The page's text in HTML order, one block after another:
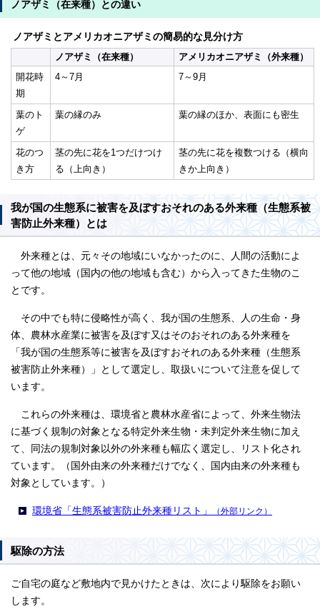
ノアザミ（在来種）との違い
ノアザミとアメリカオニアザミの簡易的な見分け方
ノアザミ（在来種）
アメリカオニアザミ（外来種）
開花時
期
4～7月 7～9月
葉のト
ゲ
葉の縁のみ 葉の縁のほか、表面にも密生
花のつ
き方
茎の先に花を1つだけつけ
る（上向き）
茎の先に花を複数つける（横向
きか上向き）
我が国の生態系に被害を及ぼすおそれのある外来種（生態系被
害防止外来種）とは
外来種とは、元々その地域にいなかったのに、人間の活動によ
って他の地域（国内の他の地域も含む）から入ってきた生物のこ
とです。
その中でも特に侵略性が高く、我が国の生態系、人の生命・身
体、農林水産業に被害を及ぼす又はそのおそれのある外来種を
「我が国の生態系等に被害を及ぼすおそれのある外来種（生態系
被害防止外来種）」として選定し、取扱いについて注意を促して
います。
これらの外来種は、環境省と農林水産省によって、外来生物法
に基づく規制の対象となる特定外来生物・未判定外来生物に加え
て、同法の規制対象以外の外来種も幅広く選定し、リスト化され
ています。（国外由来の外来種だけでなく、国内由来の外来種も
対象としています。）
環境省「生態系被害防止外来種リスト」 （外部リンク）
駆除の方法
ご自宅の庭など敷地内で見かけたときは、次により駆除をお願い
します。